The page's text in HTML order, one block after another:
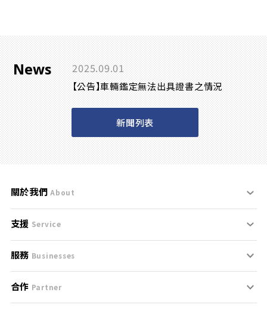
News 2025.09.01
【公告】車輛鑑定無法出具證書之情況
新聞列表
關於我們 About
刊登規範
服務條款
免責聲明
支援 Service
支援中心
聯絡我們
服務 Businesses
什麼是Goo鑑定？
合作 Partner